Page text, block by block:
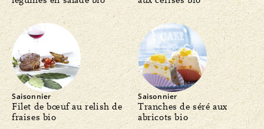
Saisonnier
Filet de bœuf au relish de
fraises bio
Saisonnier
Tranches de séré aux
abricots bio